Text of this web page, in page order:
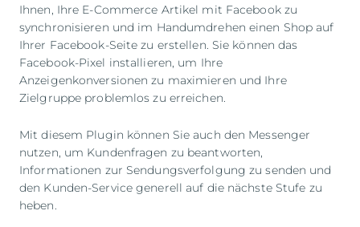
Ihnen, Ihre E-Commerce Artikel mit Facebook zu
synchronisieren und im Handumdrehen einen Shop auf
Ihrer Facebook-Seite zu erstellen. Sie können das
Facebook-Pixel installieren, um Ihre
Anzeigenkonversionen zu maximieren und Ihre
Zielgruppe problemlos zu erreichen.
Mit diesem Plugin können Sie auch den Messenger
nutzen, um Kundenfragen zu beantworten,
Informationen zur Sendungsverfolgung zu senden und
den Kunden-Service generell auf die nächste Stufe zu
heben.